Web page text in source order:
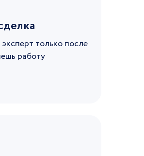
только после
работу